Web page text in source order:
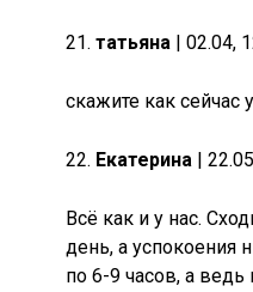
21. татьяна | 02.04,
скажите как сейчас
22. Екатерина |
Всё как и у нас.
день, а успокоения
по 6-9 часов, а